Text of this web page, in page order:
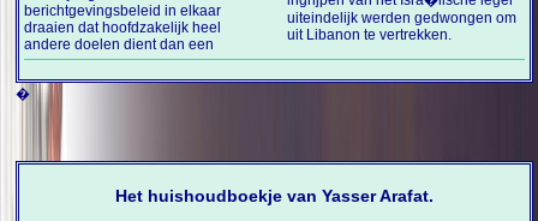
berichtgevingsbeleid in elkaar
draaien dat hoofdzakelijk heel
andere doelen dient dan een
uiteindelijk werden gedwongen om
uit Libanon te vertrekken.
�
Het huishoudboekje van Yasser Arafat.